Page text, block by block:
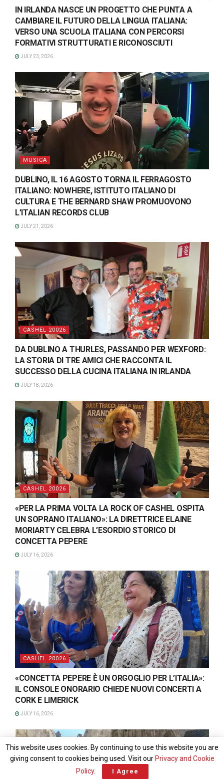
IN IRLANDA NASCE UN PROGETTO CHE PUNTA A
CAMBIARE IL FUTURO DELLA LINGUA ITALIANA:
VERSO UNA SCUOLA ITALIANA CON PERCORSI
FORMATIVI STRUTTURATI E RICONOSCIUTI
JULY 23, 2026
MUSICA
DUBLINO, IL 16 AGOSTO TORNA IL FERRAGOSTO
ITALIANO: NOWHERE, ISTITUTO ITALIANO DI
CULTURA E THE BERNARD SHAW PROMUOVONO
L’ITALIAN RECORDS CLUB
JULY 21, 2026
CASHEL 20026
DA DUBLINO A THURLES, PASSANDO PER WEXFORD:
LA STORIA DI TRE AMICI CHE RACCONTA IL
SUCCESSO DELLA CUCINA ITALIANA IN IRLANDA
JULY 18, 2026
CASHEL 20026
«PER LA PRIMA VOLTA LA ROCK OF CASHEL OSPITA
UN SOPRANO ITALIANO»: LA DIRETTRICE ELAINE
MORIARTY CELEBRA L’ESORDIO STORICO DI
CONCETTA PEPERE
JULY 16, 2026
CASHEL 20026
«CONCETTA PEPERE È UN ORGOGLIO PER L’ITALIA»:
IL CONSOLE ONORARIO CHIEDE NUOVI CONCERTI A
CORK E LIMERICK
JULY 16, 2026
This website uses cookies. By continuing to use this website you are
giving consent to cookies being used. Visit our Privacy and Cookie
Policy. I Agree